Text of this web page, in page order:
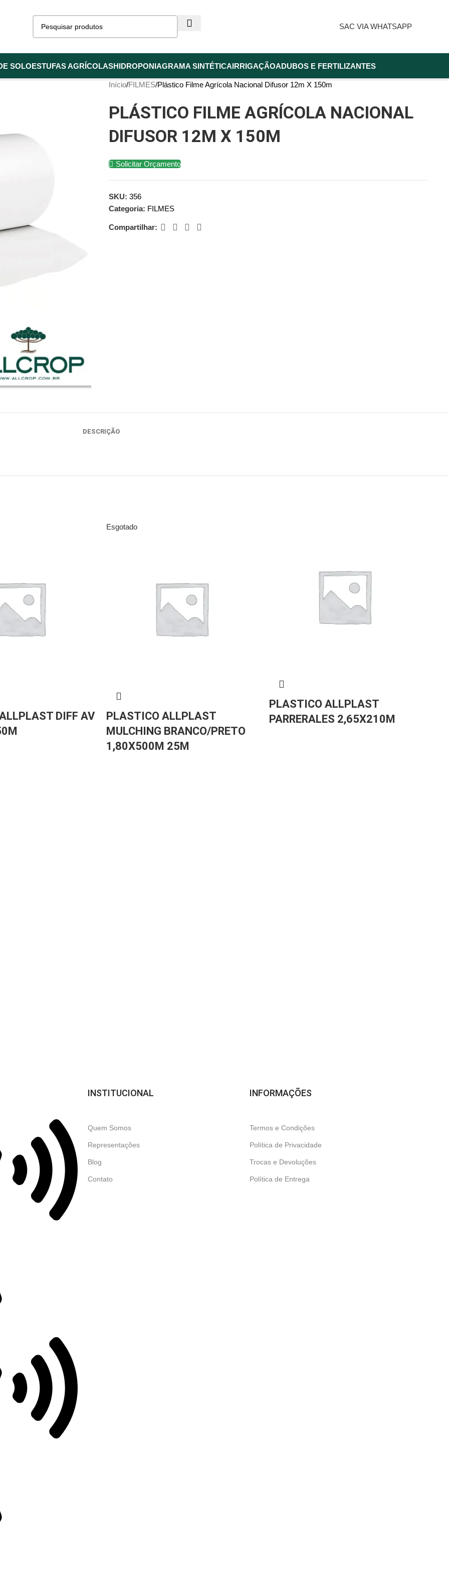
SAC VIA WHATSAPP
SOLOESTUFAS AGRÍCOLASHIDROPONIAGRAMA SINTÉTICAIRRIGAÇÃOADUBOS E FERTILIZANTES
Início FILMES Plástico Filme Agrícola Nacional Difusor 12m X 150m
PLÁSTICO FILME AGRÍCOLA NACIONAL
DIFUSOR 12M X 150M
Solicitar Orçamento
SKU: 356
Categoria: FILMES
Compartilhar:
DESCRIÇÃO
DIFF AV
Esgotado
PLASTICO ALLPLAST
MULCHING BRANCO/PRETO
1,80X500M 25M
PLASTICO ALLPLAST
PARRERALES 2,65X210M
INSTITUCIONAL
Quem Somos
Representações
Blog
Contato
INFORMAÇÕES
Termos e Condições
Política de Privacidade
Trocas e Devoluções
Política de Entrega